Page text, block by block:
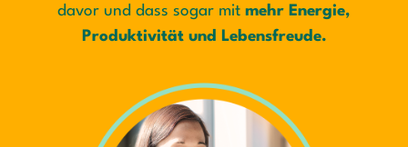
davor und dass sogar mit mehr Energie,
Produktivität und Lebensfreude.